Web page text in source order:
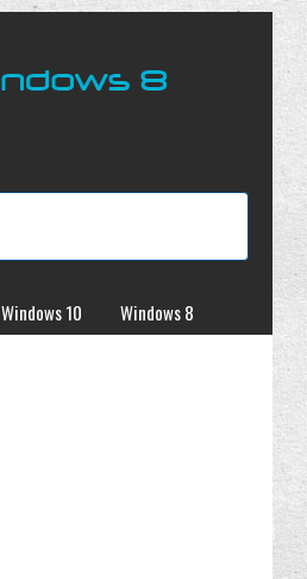
Windows 10
Windows 8